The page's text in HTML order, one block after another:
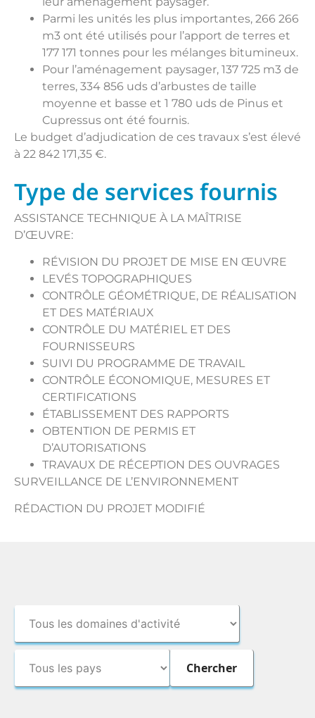
Parmi les unités les plus importantes, 266 266
m3 ont été utilisés pour l’apport de terres et
177 171 tonnes pour les mélanges bitumineux.
Pour l’aménagement paysager, 137 725 m3 de
terres, 334 856 uds d’arbustes de taille
moyenne et basse et 1 780 uds de Pinus et
Cupressus ont été fournis.
Le budget d’adjudication de ces travaux s’est élevé
à 22 842 171,35 €.
Type de services fournis
ASSISTANCE TECHNIQUE À LA MAÎTRISE
D’ŒUVRE:
RÉVISION DU PROJET DE MISE EN ŒUVRE
LEVÉS TOPOGRAPHIQUES
CONTRÔLE GÉOMÉTRIQUE, DE RÉALISATION
ET DES MATÉRIAUX
CONTRÔLE DU MATÉRIEL ET DES
FOURNISSEURS
SUIVI DU PROGRAMME DE TRAVAIL
CONTRÔLE ÉCONOMIQUE, MESURES ET
CERTIFICATIONS
ÉTABLISSEMENT DES RAPPORTS
OBTENTION DE PERMIS ET
D’AUTORISATIONS
TRAVAUX DE RÉCEPTION DES OUVRAGES
SURVEILLANCE DE L’ENVIRONNEMENT
RÉDACTION DU PROJET MODIFIÉ